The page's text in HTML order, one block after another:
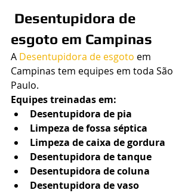
esgoto em Campinas
A Desentupidora de esgoto em
Campinas tem equipes em toda São
Paulo.
Equipes treinadas em:
Desentupidora de pia
Limpeza de fossa séptica
Limpeza de caixa de gordura
Desentupidora de tanque
Desentupidora de coluna
Desentupidora de vaso